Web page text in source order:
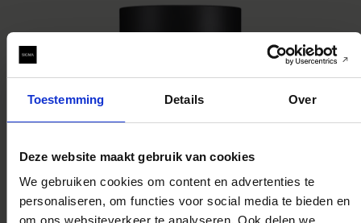
Toestemming Details Over
Deze website maakt gebruik van cookies
We gebruiken cookies om content en advertenties te
personaliseren, om functies voor social media te bieden en
om ons websiteverkeer te analyseren. Ook delen we